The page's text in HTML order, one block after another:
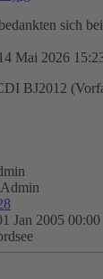
sich
Mai 2026
BJ2012
Jan 2005 00:00